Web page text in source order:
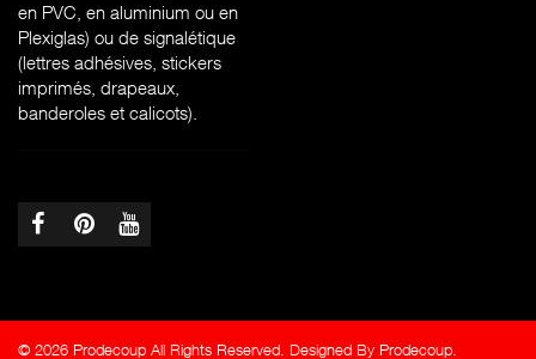
en PVC, en aluminium ou en
Plexiglas) ou de signalétique
(lettres adhésives, stickers
imprimés, drapeaux,
banderoles et calicots).
© 2026 Prodecoup All Rights Reserved. Designed By Prodecoup.